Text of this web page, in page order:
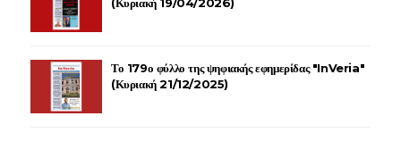
Το 179ο φύλλο της ψηφιακής εφημερίδας "InVeria"
(Κυριακή 21/12/2025)